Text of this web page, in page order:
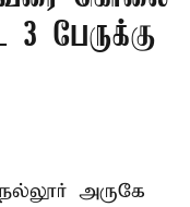
பேருக்கு
அருகே